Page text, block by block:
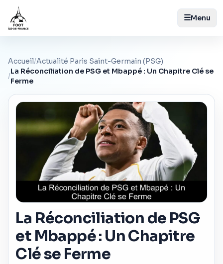
☰Menu
Accueil/Actualité Paris Saint-Germain (PSG)
/
La Réconciliation de PSG et Mbappé : Un Chapitre Clé se
Ferme
La Réconciliation de PSG
et Mbappé : Un Chapitre
Clé se Ferme